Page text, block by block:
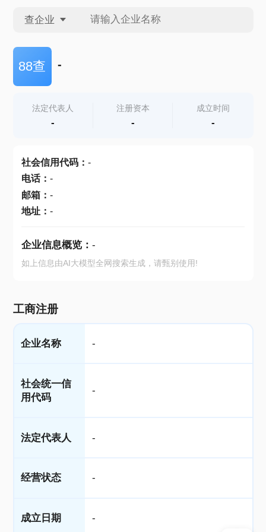
查企业
查企业
查产地
88查 -
法定代表人
-
注册资本
-
成立时间
-
社会信用代码： -
电话： -
邮箱： -
地址： -
企业信息概览： -
如上信息由AI大模型全网搜索生成，请甄别使用!
工商注册
企业名称 -
社会统一信
用代码
-
法定代表人 -
经营状态 -
成立日期 -